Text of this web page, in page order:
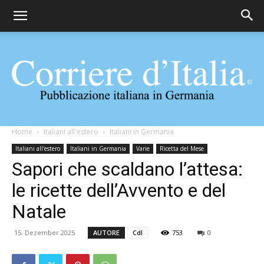
Corriere
d'Italia
Home Italiani all'estero Italiani in Germania
Italiani all'estero Italiani in Germania Varie Ricetta del Mese
Sapori che scaldano l’attesa:
le ricette dell’Avvento e del
Natale
15. Dezember 2025 AUTORE CdI 753 0